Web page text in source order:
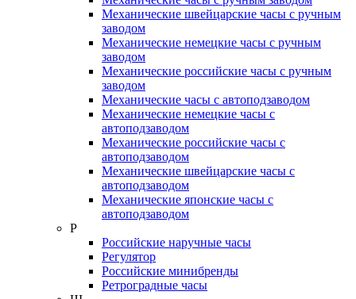
Механические швейцарские часы с ручным
заводом
Механические немецкие часы с ручным
заводом
Механические российские часы с ручным
заводом
Механические часы с автоподзаводом
Механические немецкие часы с
автоподзаводом
Механические российские часы с
автоподзаводом
Механические швейцарские часы с
автоподзаводом
Механические японские часы с
автоподзаводом
Р
Российские наручные часы
Регулятор
Российские минибренды
Ретроградные часы